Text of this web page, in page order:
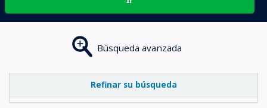
Búsqueda avanzada
Refinar su búsqueda